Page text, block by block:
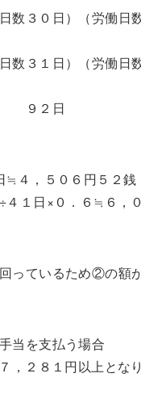
数３０日）（労働
数３１日）（労働日
日
４，５０６円５２銭
１日×０．６≒６，
っているため②の額
当を支払う場合
，２８１円以上とな